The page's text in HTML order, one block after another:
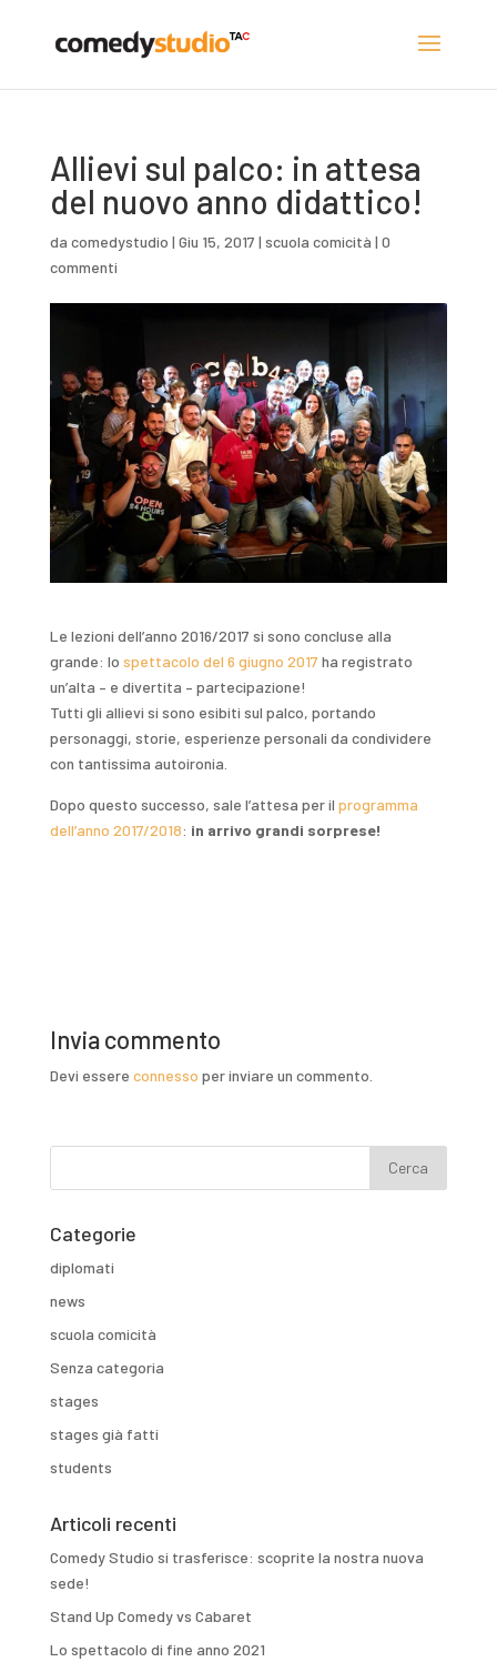
Allievi sul palco: in attesa
del nuovo anno didattico!
da comedystudio | Giu 15, 2017 | scuola comicità | 0
commenti
Le lezioni dell’anno 2016/2017 si sono concluse alla
grande: lo spettacolo del 6 giugno 2017 ha registrato
un’alta – e divertita – partecipazione!
Tutti gli allievi si sono esibiti sul palco, portando
personaggi, storie, esperienze personali da condividere
con tantissima autoironia.
Dopo questo successo, sale l’attesa per il programma
dell’anno 2017/2018: in arrivo grandi sorprese!
Invia commento
Devi essere connesso per inviare un commento.
Categorie
diplomati
news
scuola comicità
Senza categoria
stages
stages già fatti
students
Articoli recenti
Comedy Studio si trasferisce: scoprite la nostra nuova
sede!
Stand Up Comedy vs Cabaret
Lo spettacolo di fine anno 2021